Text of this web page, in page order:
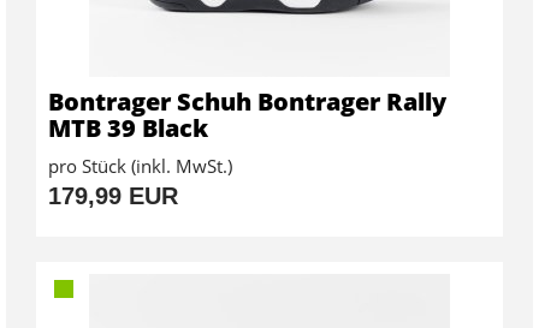
Bontrager Schuh Bontrager Rally
MTB 39 Black
pro Stück (inkl. MwSt.)
179,99 EUR